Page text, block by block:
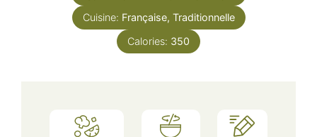
Cuisine: Française, Traditionnelle
Calories: 350